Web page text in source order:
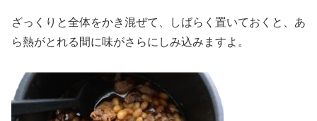
ざっくりと全体をかき混ぜて、しばらく置いておくと、あ
ら熱がとれる間に味がさらにしみ込みますよ。